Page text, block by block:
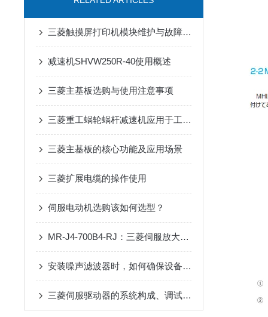
三菱触摸屏打印机模块维护与故障排查
减速机SHVW250R-40使用概述
三菱主基板选购与使用注意事项
三菱重工蜗轮蜗杆减速机应用于工业领域
三菱主基板的核心功能及应用场景
三菱扩展电缆的操作使用
伺服电动机选购该如何选型？
MR-J4-700B4-RJ：三菱伺服放大器的高效能解决方案
安装噪声滤波器时，如何确保设备安全？
三菱伺服驱动器的系统构成、调试流程、日常维护和常见问题处理